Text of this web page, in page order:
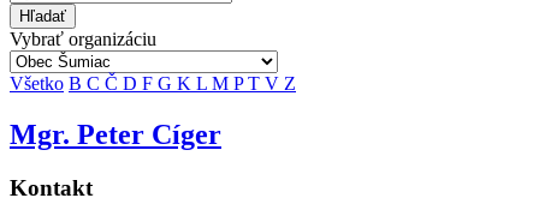
Hľadať
Vybrať organizáciu
Všetko B C Č D F G K L M PT V Z
Mgr. Peter Cíger
Kontakt